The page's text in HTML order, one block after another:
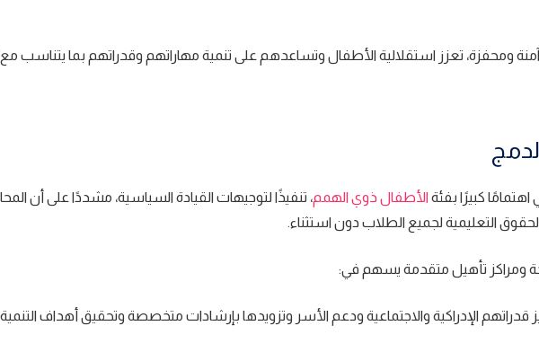
ومحفزة، تعزز استقلالية الأطفال وتساعدهم على تنمية مهاراتهم وقدراتهم بما يتناسب مع
كبيرًا بفئة الأطفال ذوي الهمم، تنفيذًا لتوجيهات القيادة السياسية، مشددًا على أن
التعليمية لجميع الطلاب دون استثناء.
ومراكز تأهيل متقدمة يسهم في:
قدراتهم الإدراكية والاجتماعية ودعم الأسر وتزويدها بإرشادات متخصصة وتحقيق أهداف